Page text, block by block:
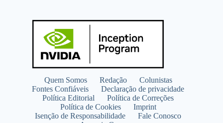
Quem Somos Redação
Colunistas
Fontes Confiáveis
Declaração de privacidade
Política Editorial
Política de Correções
Política de Cookies
Imprint
Isenção de Responsabilidade
Fale Conosco